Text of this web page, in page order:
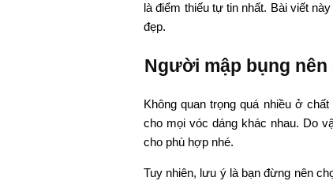
là điểm thiếu tự tin nhất. Bài viết
đẹp.
Người mập bụng
Không quan trọng quá nhiều ở
cho mọi vóc dáng khác nhau. Do
cho phù hợp nhé.
Tuy nhiên, lưu ý là bạn đừng nên